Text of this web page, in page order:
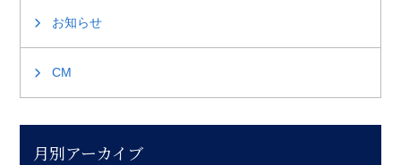
お知らせ
CM
月別アーカイブ